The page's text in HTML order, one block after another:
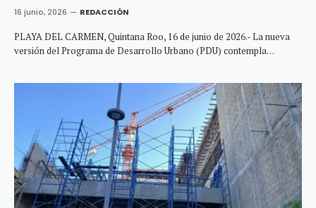
16 junio, 2026 REDACCIÓN
PLAYA DEL CARMEN, Quintana Roo, 16 de junio de 2026.- La nueva
versión del Programa de Desarrollo Urbano (PDU) contempla…